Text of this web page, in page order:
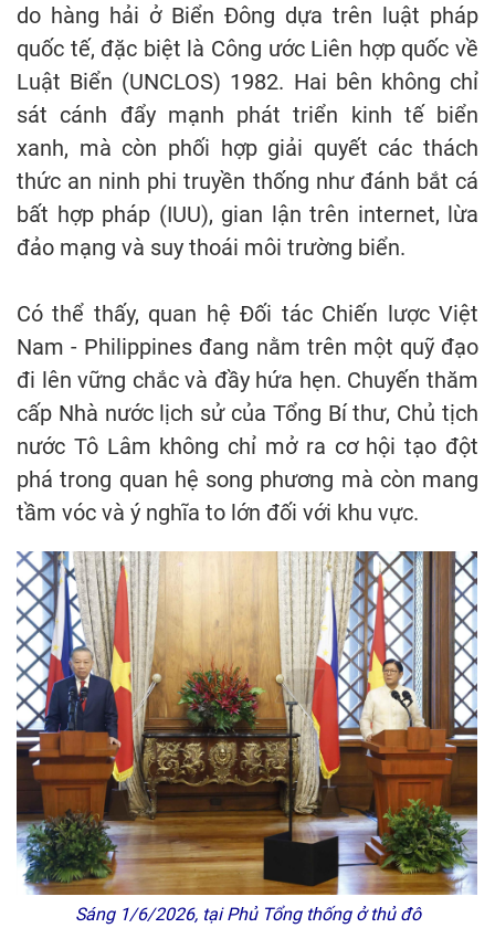
do hàng hải ở Biển Đông dựa trên luật pháp
quốc tế, đặc biệt là Công ước Liên hợp quốc về
Luật Biển (UNCLOS) 1982. Hai bên không chỉ
sát cánh đẩy mạnh phát triển kinh tế biển
xanh, mà còn phối hợp giải quyết các thách
thức an ninh phi truyền thống như đánh bắt cá
bất hợp pháp (IUU), gian lận trên internet, lừa
đảo mạng và suy thoái môi trường biển.
Có thể thấy, quan hệ Đối tác Chiến lược Việt
Nam - Philippines đang nằm trên một quỹ đạo
đi lên vững chắc và đầy hứa hẹn. Chuyến thăm
cấp Nhà nước lịch sử của Tổng Bí thư, Chủ tịch
nước Tô Lâm không chỉ mở ra cơ hội tạo đột
phá trong quan hệ song phương mà còn mang
tầm vóc và ý nghĩa to lớn đối với khu vực.
Sáng 1/6/2026, tại Phủ Tổng thống ở thủ đô